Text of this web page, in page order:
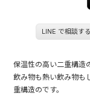
LINE で相談する
保温性の高い二重構造
飲み物も熱い飲み物も
重構造のです。